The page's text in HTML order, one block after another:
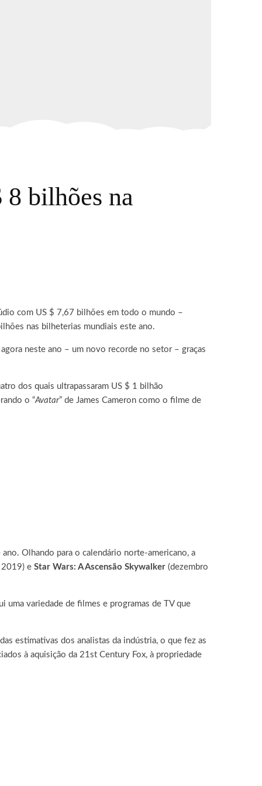
bilhões na
com US $ 7,67 bilhões em todo o mundo –
nas bilheterias mundiais este ano.
neste ano – um novo recorde no setor – graças
dos quais ultrapassaram US $ 1 bilhão
o “Avatar” de James Cameron como o filme de
Olhando para o calendário norte-americano, a
e Star Wars: A Ascensão Skywalker (dezembro
uma variedade de filmes e programas de TV que
estimativas dos analistas da indústria, o que fez as
à aquisição da 21st Century Fox, à propriedade